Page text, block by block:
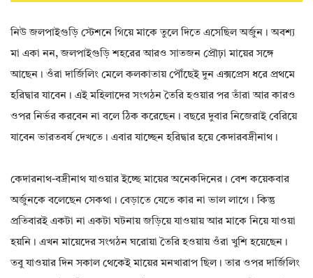
নিউ জলপাইগুড়ি স্টেশনে গিয়ে মাকে তুলে দিতে এসেছিল অর্জুন। অবশ্য
মা একা নন, জলপাইগুড়ি শহরের আরও সাতজন প্রৌঢ়া মায়ের সঙ্গে
আছেন। ওঁরা দার্জিলিং মেলে কলকাতায় পৌঁছেই দুন এক্সপ্রেস ধরে প্রথমে
হরিদ্বার যাবেন। এই মহিলাদের সংগঠন তৈরি হওয়ার পর তাঁরা আর কারও
ওপর নির্ভর করবেন না বলে ঠিক করেছেন। বছরে দুবার নিজেরাই বেরিয়ে
যাবেন ভারতবর্ষ দেখতে। এবার যাচ্ছেন হরিদ্বার হয়ে কেদারবদ্রীনাথ।
কেদারনাথ-বদ্রীনাথ যাওয়ার ইচ্ছে মায়ের অনেকদিনের। বেশ কয়েকবার
অর্জুনকে বলেছেন সেকথা। বেড়াতে যেতে কার না ভাল লাগে। কিন্তু
প্রতিবারই একটা না একটা ঘটনায় জড়িয়ে যাওয়ায় আর মাকে নিয়ে যাওয়া
হয়নি। এখন মায়েদের সংগঠন ঘরোয়া তৈরি হওয়ায় ওঁরা খুশি হয়েছেন।
তবু যাওয়ার দিন সকাল থেকেই মায়ের মনখারাপ ছিল। তার ওপর দার্জিলিং